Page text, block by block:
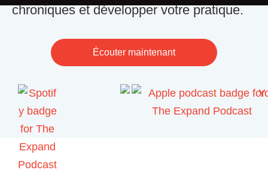
chroniques et développer votre pratique.
Écouter maintenant